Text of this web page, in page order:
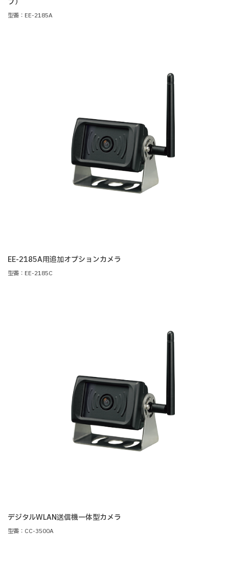
型番：EE-2185A
EE-2185A用追加オプションカメラ
型番：EE-2185C
デジタルWLAN送信機一体型カメラ
型番：CC-3500A